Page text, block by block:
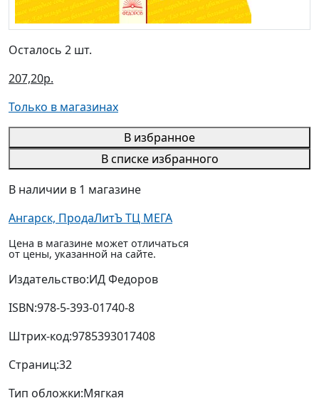
Осталось 2 шт.
207,20р.
Только в магазинах
В избранное
В списке избранного
В наличии в 1 магазине
Ангарск, ПродаЛитЪ ТЦ МЕГА
Цена в магазине может отличаться
от цены, указанной на сайте.
Издательство:ИД Федоров
ISBN:978-5-393-01740-8
Штрих-код:9785393017408
Страниц:32
Тип обложки:Мягкая